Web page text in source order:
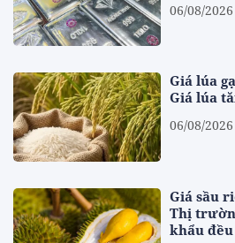
06/08/
Giá lúa
Giá lúa
06/08/
Giá sầu
Thị
khẩu